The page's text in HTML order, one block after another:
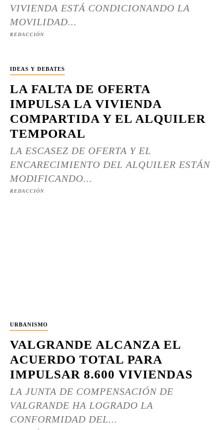
VIVIENDA ESTÁ CONDICIONANDO LA
MOVILIDAD...
REDACCIÓN
IDEAS Y DEBATES
LA FALTA DE OFERTA
IMPULSA LA VIVIENDA
COMPARTIDA Y EL ALQUILER
TEMPORAL
LA ESCASEZ DE OFERTA Y EL
ENCARECIMIENTO DEL ALQUILER ESTÁN
MODIFICANDO...
REDACCIÓN
URBANISMO
VALGRANDE ALCANZA EL
ACUERDO TOTAL PARA
IMPULSAR 8.600 VIVIENDAS
LA JUNTA DE COMPENSACIÓN DE
VALGRANDE HA LOGRADO LA
CONFORMIDAD DEL...